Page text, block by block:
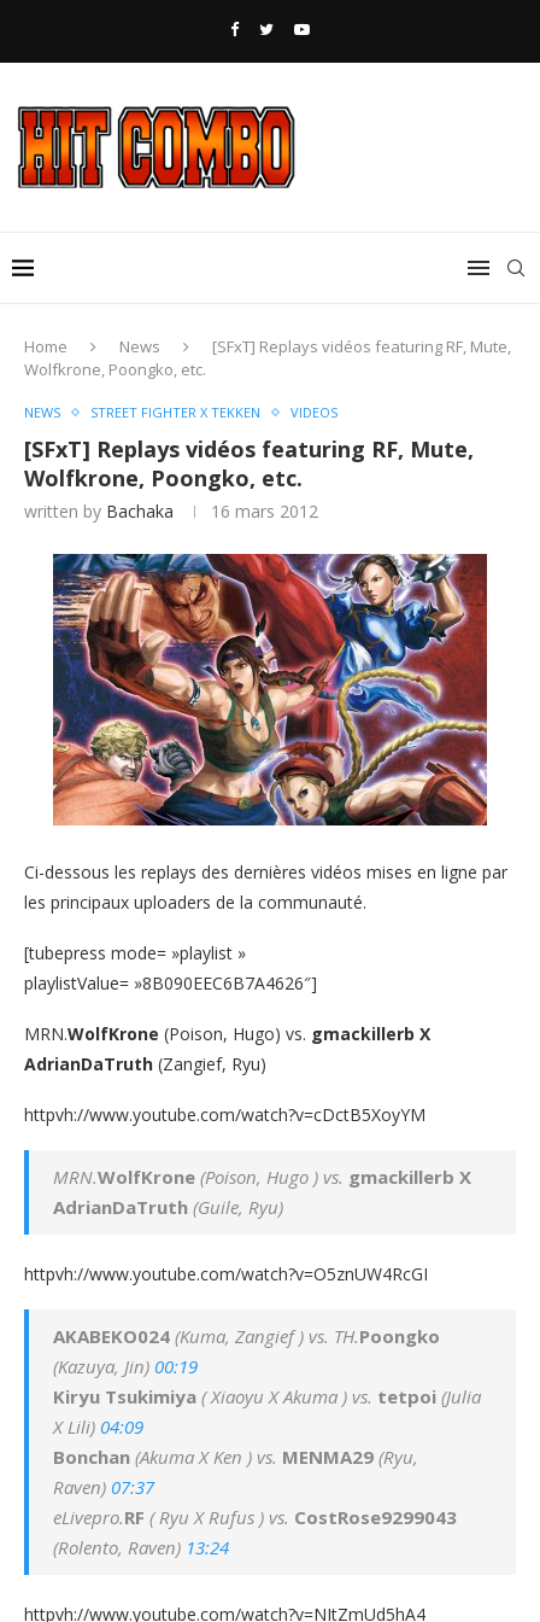
Home News
[SFxT] Replays vidéos featuring RF, Mute,
Wolfkrone, Poongko, etc.
NEWS STREET FIGHTER X TEKKEN VIDEOS
[SFxT] Replays vidéos featuring RF, Mute,
Wolfkrone, Poongko, etc.
written by Bachaka 16 mars 2012
Ci-dessous les replays des dernières vidéos mises en ligne par
les principaux uploaders de la communauté.
[tubepress mode= »playlist »
playlistValue= »8B090EEC6B7A4626″]
MRN.WolfKrone (Poison, Hugo) vs. gmackillerb X
AdrianDaTruth (Zangief, Ryu)
httpvh://www.youtube.com/watch?v=cDctB5XoyYM
MRN.WolfKrone (Poison, Hugo ) vs. gmackillerb X
AdrianDaTruth (Guile, Ryu)
httpvh://www.youtube.com/watch?v=O5znUW4RcGI
AKABEKO024 (Kuma, Zangief ) vs. TH.Poongko
(Kazuya, Jin) 00:19
Kiryu Tsukimiya ( Xiaoyu X Akuma ) vs. tetpoi (Julia
X Lili) 04:09
Bonchan (Akuma X Ken ) vs. MENMA29 (Ryu,
Raven) 07:37
eLivepro.RF ( Ryu X Rufus ) vs. CostRose9299043
(Rolento, Raven) 13:24
httpvh://www.youtube.com/watch?v=NItZmUd5hA4